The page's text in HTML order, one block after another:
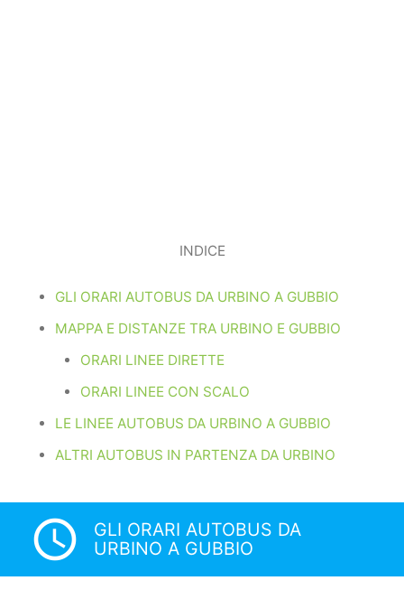
INDICE
GLI ORARI AUTOBUS DA URBINO A GUBBIO
MAPPA E DISTANZE TRA URBINO E GUBBIO
ORARI LINEE DIRETTE
ORARI LINEE CON SCALO
LE LINEE AUTOBUS DA URBINO A GUBBIO
ALTRI AUTOBUS IN PARTENZA DA URBINO
access_time
GLI ORARI AUTOBUS DA
URBINO A GUBBIO